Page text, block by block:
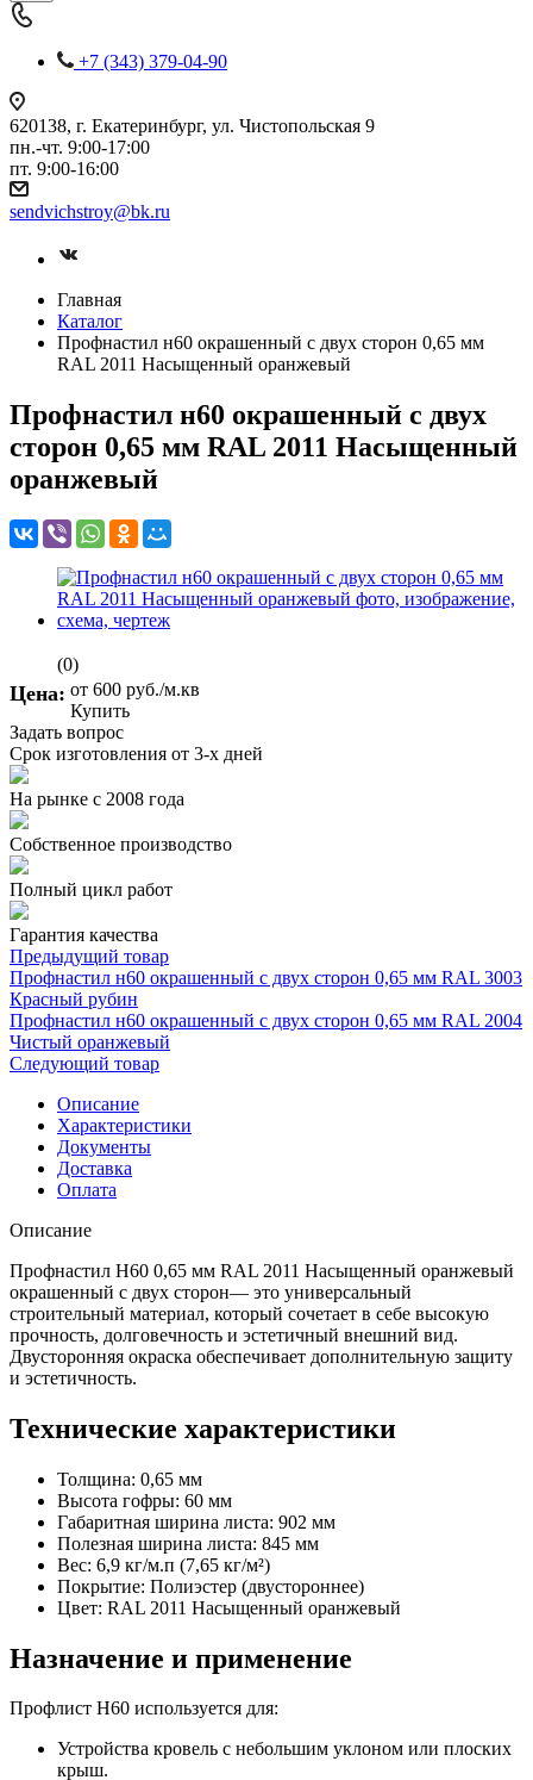
+7 (343) 379-04-90
620138, г. Екатеринбург, ул. Чистопольская 9
пн.-чт. 9:00-17:00
пт. 9:00-16:00
sendvichstroy@bk.ru
Главная
Каталог
Профнастил н60 окрашенный с двух сторон 0,65 мм
RAL 2011 Насыщенный оранжевый
Профнастил н60 окрашенный с двух
сторон 0,65 мм RAL 2011 Насыщенный
оранжевый
(0)
Цена: от 600 руб./м.кв
Купить
Задать вопрос
Срок изготовления от 3-х дней
На рынке с 2008 года
Собственное производство
Полный цикл работ
Гарантия качества
Предыдущий товар
Профнастил н60 окрашенный с двух сторон 0,65 мм RAL 3003
Красный рубин
Профнастил н60 окрашенный с двух сторон 0,65 мм RAL 2004
Чистый оранжевый
Следующий товар
Описание
Характеристики
Документы
Доставка
Оплата
Описание
Профнастил Н60 0,65 мм RAL 2011 Насыщенный оранжевый
окрашенный с двух сторон— это универсальный
строительный материал, который сочетает в себе высокую
прочность, долговечность и эстетичный внешний вид.
Двусторонняя окраска обеспечивает дополнительную защиту
и эстетичность.
Технические характеристики
Толщина: 0,65 мм
Высота гофры: 60 мм
Габаритная ширина листа: 902 мм
Полезная ширина листа: 845 мм
Вес: 6,9 кг/м.п (7,65 кг/м²)
Покрытие: Полиэстер (двустороннее)
Цвет: RAL 2011 Насыщенный оранжевый
Назначение и применение
Профлист Н60 используется для:
Устройства кровель с небольшим уклоном или плоских
крыш.